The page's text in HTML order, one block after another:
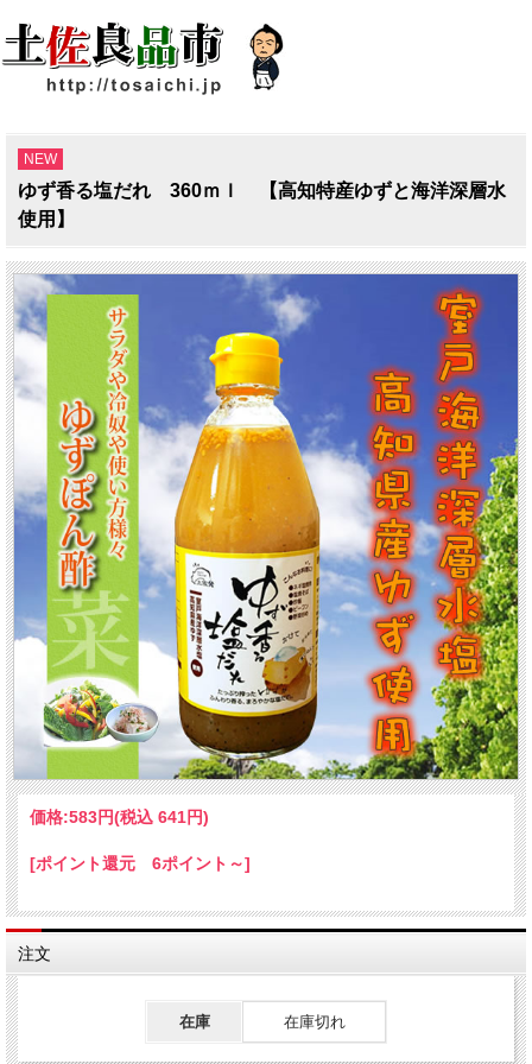
NEW
ゆず香る塩だれ 360ｍｌ 【高知特産ゆずと海洋深層水
使用】
価格:583円(税込 641円)
[ポイント還元 6ポイント～]
注文
在庫 在庫切れ